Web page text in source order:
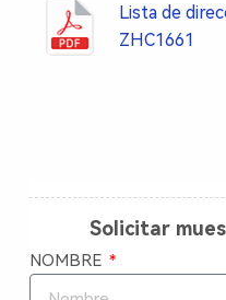
Lista de
ZHC1661
Solicitar
NOMBRE